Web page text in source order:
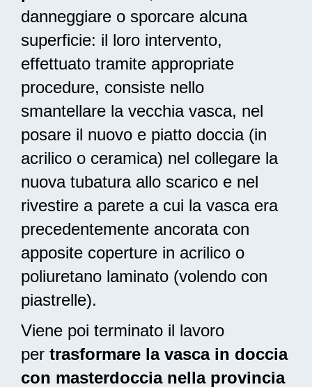
danneggiare o sporcare alcuna
superficie: il loro intervento,
effettuato tramite appropriate
procedure, consiste nello
smantellare la vecchia vasca, nel
posare il nuovo e piatto doccia (in
acrilico o ceramica) nel collegare la
nuova tubatura allo scarico e nel
rivestire a parete a cui la vasca era
precedentemente ancorata con
apposite coperture in acrilico o
poliuretano laminato (volendo con
piastrelle).
Viene poi terminato il lavoro
per trasformare la vasca in doccia
con masterdoccia nella provincia